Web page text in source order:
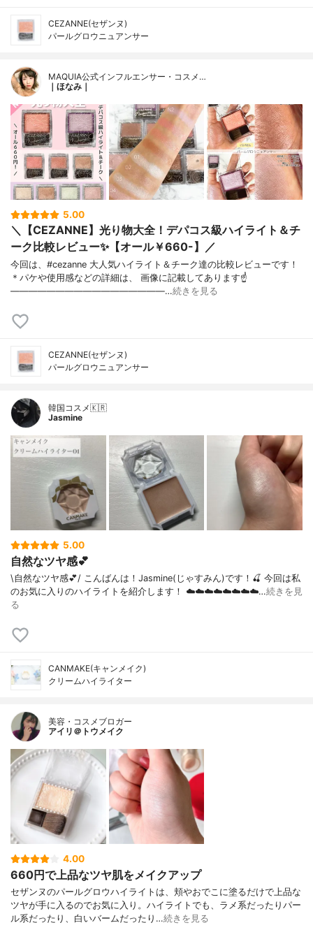
CEZANNE(セザンヌ)
パールグロウニュアンサー
MAQUIA公式インフルエンサー・コスメ…
｜ほなみ｜
5.00
＼【CEZANNE】光り物大全！デパコス級ハイライト＆チ
ーク比較レビュー✨【オール￥660-】／
今回は、#cezanne 大人気ハイライト＆チーク達の比較レビューです！
＊パケや使用感などの詳細は、 画像に記載してあります☝
—————————————————…続きを見る
CEZANNE(セザンヌ)
パールグロウニュアンサー
韓国コスメ🇰🇷
Jasmine
5.00
自然なツヤ感💕
\自然なツヤ感💕/ こんばんは！Jasmine(じゃすみん)です！🍒 今回は私
のお気に入りのハイライトを紹介します！ ☁️☁️☁️☁️☁️☁️☁️☁️…続きを見
る
CANMAKE(キャンメイク)
クリームハイライター
美容・コスメブロガー
アイリ＠トウメイク
4.00
660円で上品なツヤ肌をメイクアップ
セザンヌのパールグロウハイライトは、頬やおでこに塗るだけで上品な
ツヤが手に入るのでお気に入り。ハイライトでも、ラメ系だったりパー
ル系だったり、白いバームだったり…続きを見る